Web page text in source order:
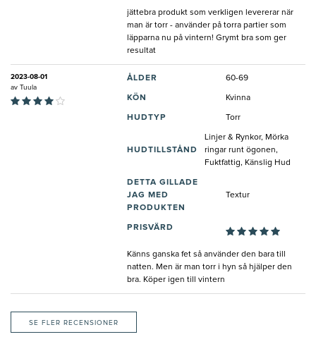
jättebra produkt som verkligen levererar när
man är torr - använder på torra partier som
läpparna nu på vintern! Grymt bra som ger
resultat
2023-08-01
av Tuula
ÅLDER 60-69
KÖN Kvinna
HUDTYP Torr
HUDTILLSTÅND
Linjer & Rynkor, Mörka
ringar runt ögonen,
Fuktfattig, Känslig Hud
DETTA GILLADE
JAG MED
PRODUKTEN
Textur
PRISVÄRD
Känns ganska fet så använder den bara till
natten. Men är man torr i hyn så hjälper den
bra. Köper igen till vintern
SE FLER RECENSIONER